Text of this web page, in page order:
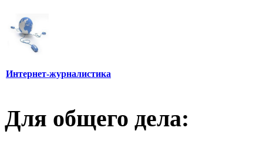
Интернет-журналистика
Для общего дела: